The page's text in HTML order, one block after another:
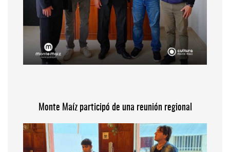
Monte Maíz participó de una reunión regional